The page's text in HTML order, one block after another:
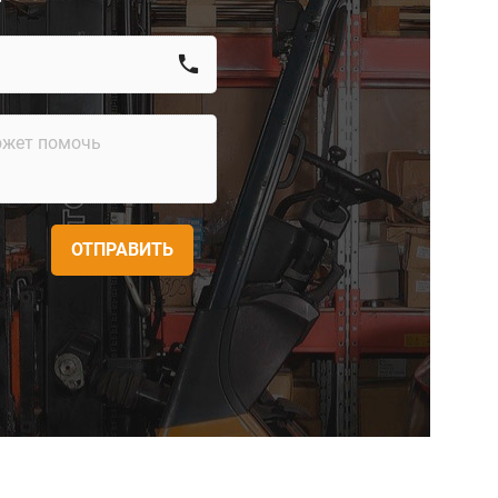
call
ОТПРАВИТЬ